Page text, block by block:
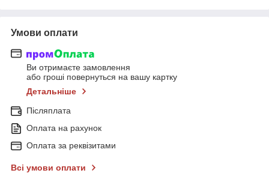
Умови оплати
Ви отримаєте замовлення
або гроші повернуться на вашу картку
Детальніше
Післяплата
Оплата на рахунок
Оплата за реквізитами
Всі умови оплати